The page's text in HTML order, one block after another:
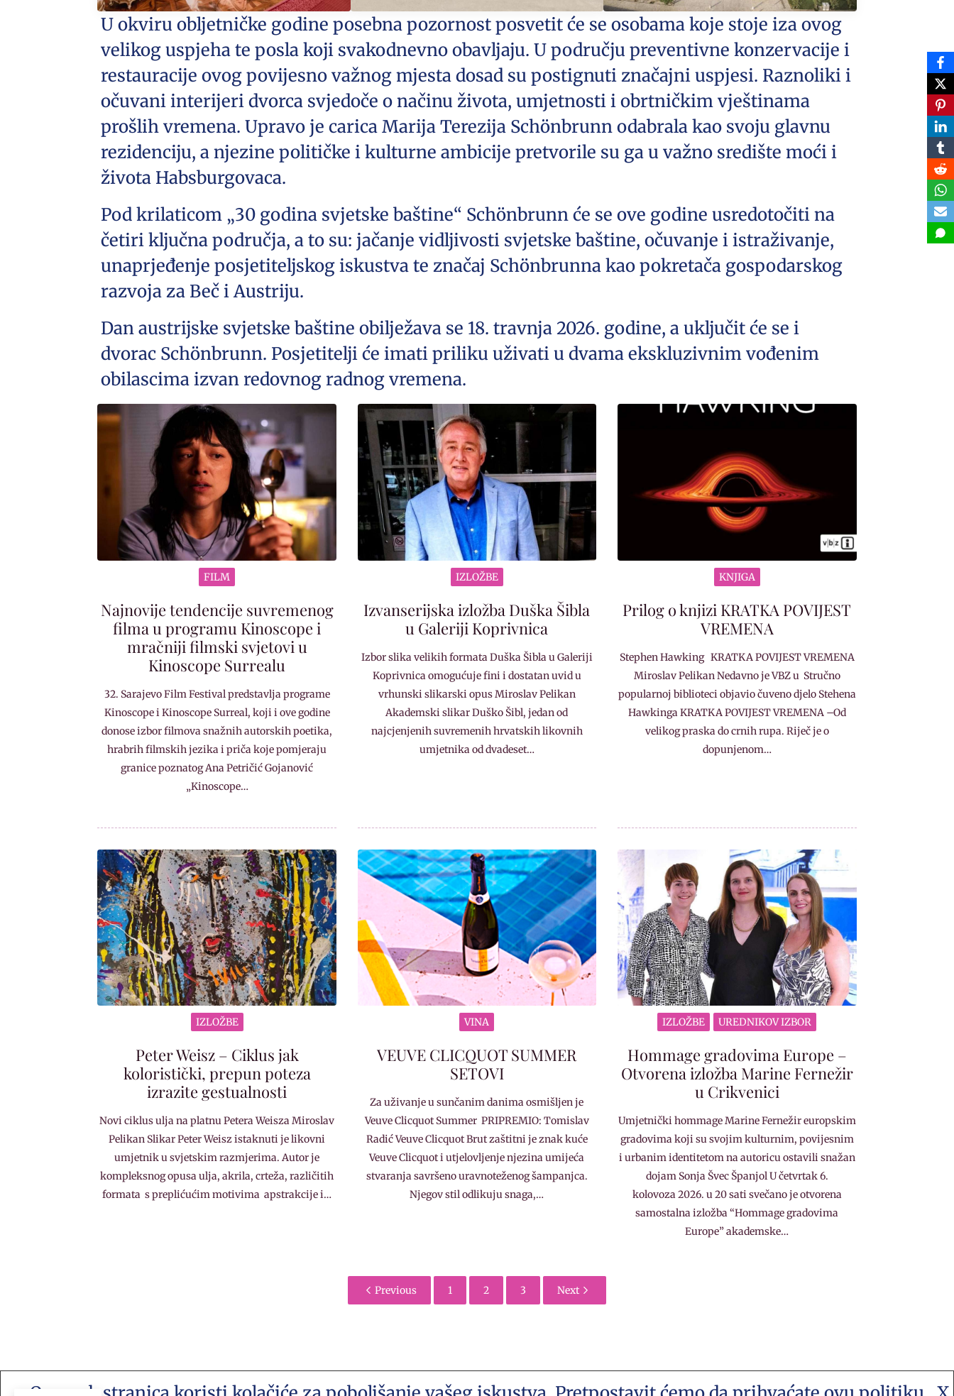
U okviru obljetničke godine posebna pozornost posvetit će se osobama koje stoje iza ovog
velikog uspjeha te posla koji svakodnevno obavljaju. U području preventivne konzervacije i
restauracije ovog povijesno važnog mjesta dosad su postignuti značajni uspjesi. Raznoliki i
očuvani interijeri dvorca svjedoče o načinu života, umjetnosti i obrtničkim vještinama
prošlih vremena. Upravo je carica Marija Terezija Schönbrunn odabrala kao svoju glavnu
rezidenciju, a njezine političke i kulturne ambicije pretvorile su ga u važno središte moći i
života Habsburgovaca.
Pod krilaticom „30 godina svjetske baštine“ Schönbrunn će se ove godine usredotočiti na
četiri ključna područja, a to su: jačanje vidljivosti svjetske baštine, očuvanje i istraživanje,
unaprjeđenje posjetiteljskog iskustva te značaj Schönbrunna kao pokretača gospodarskog
razvoja za Beč i Austriju.
Dan austrijske svjetske baštine obilježava se 18. travnja 2026. godine, a uključit će se i
dvorac Schönbrunn. Posjetitelji će imati priliku uživati u dvama ekskluzivnim vođenim
obilascima izvan redovnog radnog vremena.
FILM
Najnovije tendencije suvremenog
filma u programu Kinoscope i
mračniji filmski svjetovi u
Kinoscope Surrealu
32. Sarajevo Film Festival predstavlja programe
Kinoscope i Kinoscope Surreal, koji i ove godine
donose izbor filmova snažnih autorskih poetika,
hrabrih filmskih jezika i priča koje pomjeraju
granice poznatog Ana Petričić Gojanović
„Kinoscope…
IZLOŽBE
Izvanserijska izložba Duška Šibla
u Galeriji Koprivnica
Izbor slika velikih formata Duška Šibla u Galeriji
Koprivnica omogućuje fini i dostatan uvid u
vrhunski slikarski opus Miroslav Pelikan
Akademski slikar Duško Šibl, jedan od
najcjenjenih suvremenih hrvatskih likovnih
umjetnika od dvadeset…
KNJIGA
Prilog o knjizi KRATKA POVIJEST
VREMENA
Stephen Hawking KRATKA POVIJEST VREMENA
Miroslav Pelikan Nedavno je VBZ u Stručno
popularnoj biblioteci objavio čuveno djelo Stehena
Hawkinga KRATKA POVIJEST VREMENA –Od
velikog praska do crnih rupa. Riječ je o
dopunjenom…
IZLOŽBE
Peter Weisz – Ciklus jak
koloristički, prepun poteza
izrazite gestualnosti
Novi ciklus ulja na platnu Petera Weisza Miroslav
Pelikan Slikar Peter Weisz istaknuti je likovni
umjetnik u svjetskim razmjerima. Autor je
kompleksnog opusa ulja, akrila, crteža, različitih
formata s preplićućim motivima apstrakcije i…
VINA
VEUVE CLICQUOT SUMMER
SETOVI
Za uživanje u sunčanim danima osmišljen je
Veuve Clicquot Summer PRIPREMIO: Tomislav
Radić Veuve Clicquot Brut zaštitni je znak kuće
Veuve Clicquot i utjelovljenje njezina umijeća
stvaranja savršeno uravnoteženog šampanjca.
Njegov stil odlikuju snaga,…
IZLOŽBE UREDNIKOV IZBOR
Hommage gradovima Europe –
Otvorena izložba Marine Fernežir
u Crikvenici
Umjetnički hommage Marine Fernežir europskim
gradovima koji su svojim kulturnim, povijesnim
i urbanim identitetom na autoricu ostavili snažan
dojam Sonja Švec Španjol U četvrtak 6.
kolovoza 2026. u 20 sati svečano je otvorena
samostalna izložba “Hommage gradovima
Europe” akademske…
Previous 1 2 3 Next